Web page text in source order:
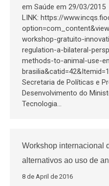
em Saúde em 29/03/2015
LINK: https://
workshop-gratuito-
regulation-a-bilateral-
methods-to-animal-use-
Secretaria de Políticas e
Desenvolvimento do
Tecnologia…
Workshop internacional
alternativos ao uso de
8 de April de 2016